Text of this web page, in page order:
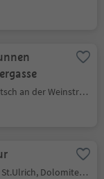
Kurtatsch, Kurtatsch an der Weinstraße, Südtiroler Weinstraße
St. Ulrich/Urtijëi, St.Ulrich, Dolomitenregion Gröden